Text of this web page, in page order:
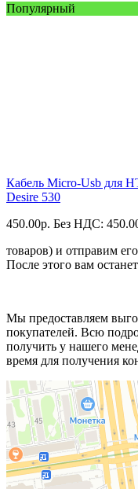
Популярный
Кабель Micro-Usb для
Desire 530
450.00р. Без НДС:
товаров) и отправим
После этого вам
Мы предоставляем
покупателей. Всю
получить у нашего
время для получения